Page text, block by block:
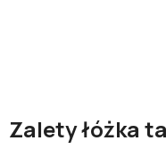
Zalety łóżka